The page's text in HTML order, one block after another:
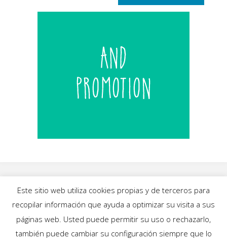
Este sitio web utiliza cookies propias y de terceros para
recopilar información que ayuda a optimizar su visita a sus
páginas web. Usted puede permitir su uso o rechazarlo,
también puede cambiar su configuración siempre que lo